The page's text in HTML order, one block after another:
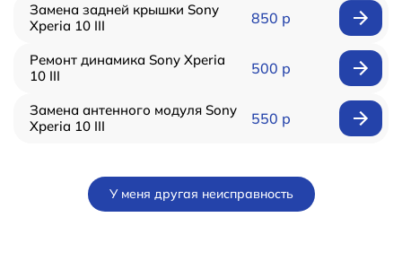
Замена задней крышки Sony
Xperia 10 III
850 р
Ремонт динамика Sony Xperia
10 III
500 р
Замена антенного модуля Sony
Xperia 10 III
550 р
У меня другая неисправность